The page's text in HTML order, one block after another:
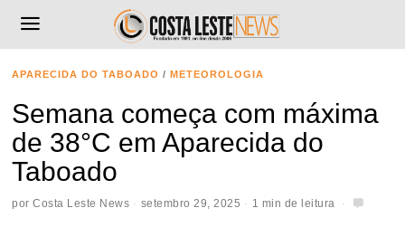
APARECIDA DO TABOADO / METEOROLOGIA
Semana começa com máxima
de 38°C em Aparecida do
Taboado
porCosta Leste News setembro 29, 2025 1 min de leitura